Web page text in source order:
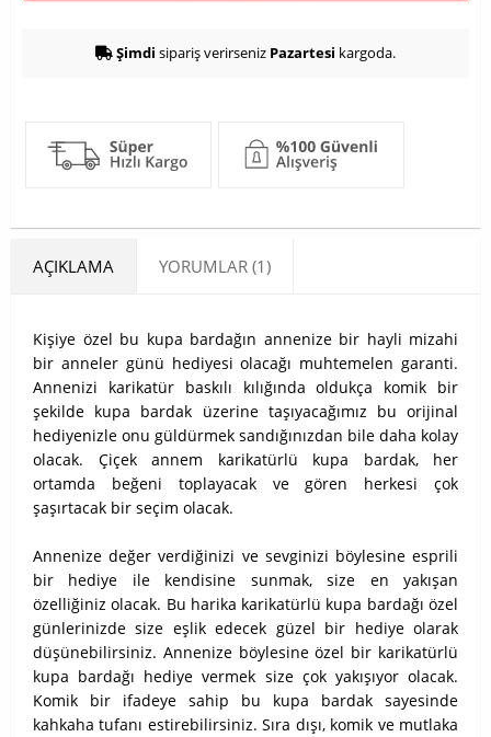
Şimdi sipariş verirseniz Pazartesi kargoda.
AÇIKLAMA YORUMLAR (1)
Kişiye özel bu kupa bardağın annenize bir hayli mizahi
bir anneler günü hediyesi olacağı muhtemelen garanti.
Annenizi karikatür baskılı kılığında oldukça komik bir
şekilde kupa bardak üzerine taşıyacağımız bu orijinal
hediyenizle onu güldürmek sandığınızdan bile daha kolay
olacak. Çiçek annem karikatürlü kupa bardak, her
ortamda beğeni toplayacak ve gören herkesi çok
şaşırtacak bir seçim olacak.
Annenize değer verdiğinizi ve sevginizi böylesine esprili
bir hediye ile kendisine sunmak, size en yakışan
özelliğiniz olacak. Bu harika karikatürlü kupa bardağı özel
günlerinizde size eşlik edecek güzel bir hediye olarak
düşünebilirsiniz. Annenize böylesine özel bir karikatürlü
kupa bardağı hediye vermek size çok yakışıyor olacak.
Komik bir ifadeye sahip bu kupa bardak sayesinde
kahkaha tufanı estirebilirsiniz. Sıra dışı, komik ve mutlaka